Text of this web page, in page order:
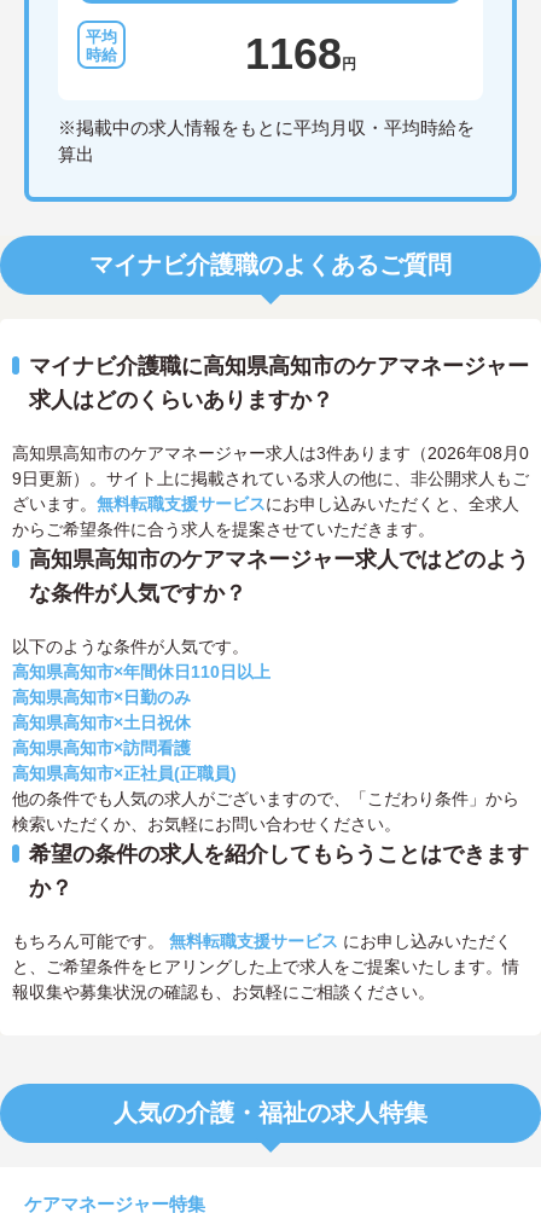
1168 円
※掲載中の求人情報をもとに平均月収・平均時給を
算出
マイナビ介護職のよくあるご質問
マイナビ介護職に高知県高知市のケアマネージャー
求人はどのくらいありますか？
高知県高知市のケアマネージャー求人は3件あります（2026年08月0
9日更新）。サイト上に掲載されている求人の他に、非公開求人もご
ざいます。 無料転職支援サービスにお申し込みいただくと、全求人
からご希望条件に合う求人を提案させていただきます。
高知県高知市のケアマネージャー求人ではどのよう
な条件が人気ですか？
以下のような条件が人気です。
高知県高知市×年間休日110日以上
高知県高知市×日勤のみ
高知県高知市×土日祝休
高知県高知市×訪問看護
高知県高知市×正社員(正職員)
他の条件でも人気の求人がございますので、「こだわり条件」から
検索いただくか、お気軽にお問い合わせください。
希望の条件の求人を紹介してもらうことはできます
か？
もちろん可能です。 無料転職支援サービス にお申し込みいただく
と、ご希望条件をヒアリングした上で求人をご提案いたします。情
報収集や募集状況の確認も、お気軽にご相談ください。
人気の介護・福祉の求人特集
ケアマネージャー特集